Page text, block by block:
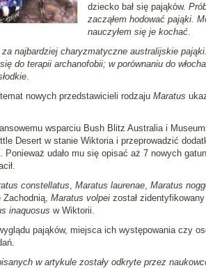
dziecko bał się pająków.
zacząłem hodować pająki.
nauczyłem się je kochać.
najbardziej charyzmatyczne australijskie
do terapii archanofobii; w porównaniu do
.
nowych przedstawicieli rodzaju Maratus
wsparciu Bush Blitz Australia i
Desert w stanie Wiktoria i przeprowadzić
Ponieważ udało mu się opisać aż 7 nowych
constellatus, Maratus laurenae, Maratus
Maratus volpeizostał
inaquosus w Wiktorii.
pająków, miejsca ich występowania czy
w artykule zostały odkryte przez